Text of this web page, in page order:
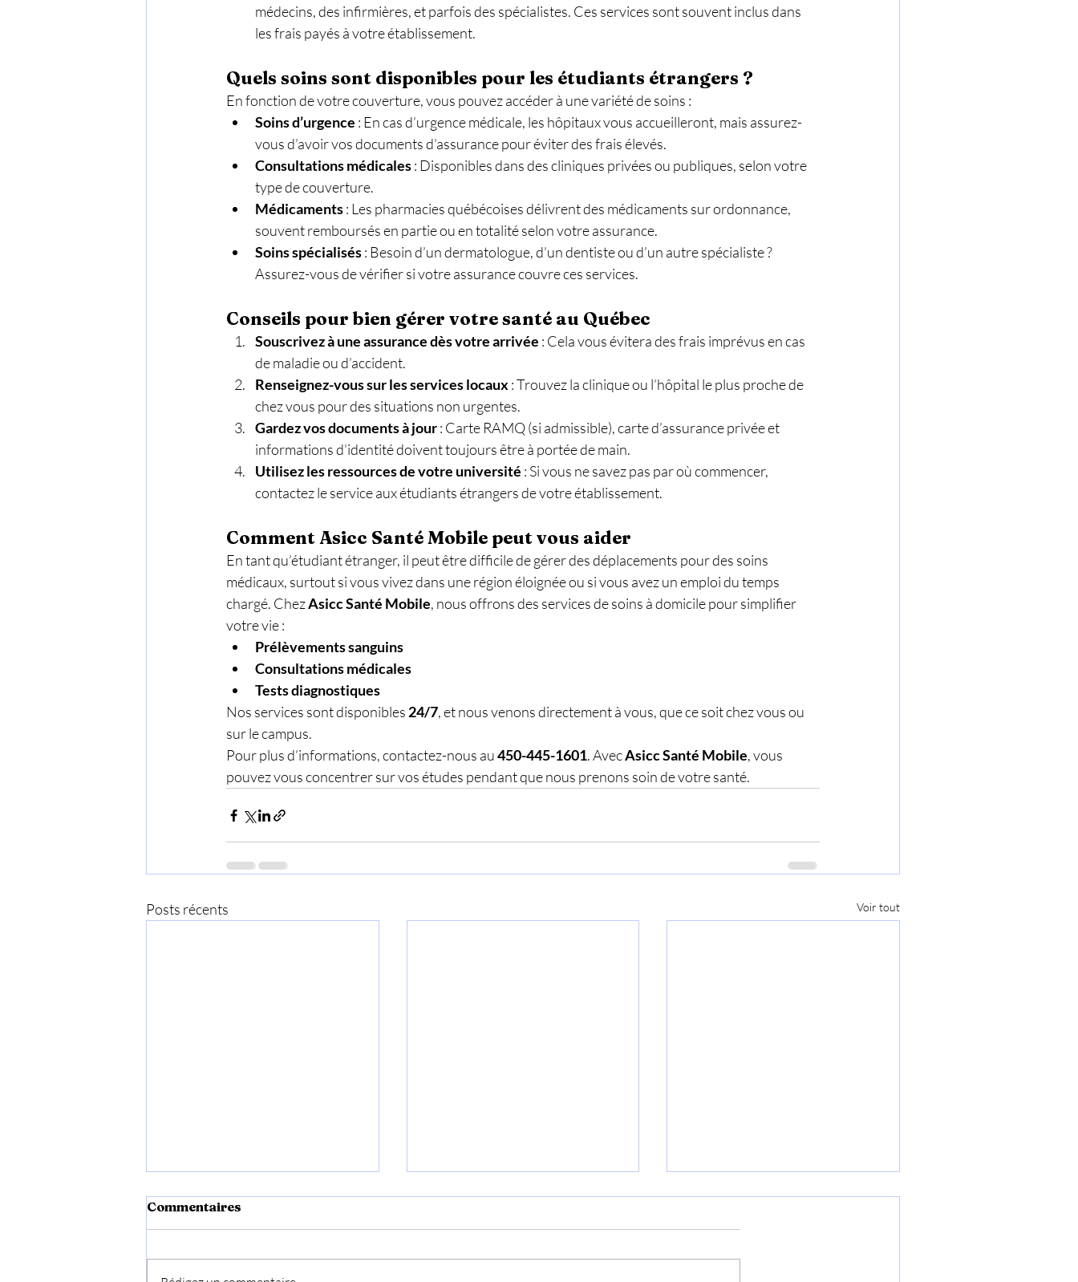
médecins, des infirmières, et parfois des spécialistes. Ces services sont souvent inclus dans
les frais payés à votre établissement.
Quels soins sont disponibles pour les étudiants étrangers ?
En fonction de votre couverture, vous pouvez accéder à une variété de soins :
Soins d’urgence : En cas d’urgence médicale, les hôpitaux vous accueilleront, mais assurez-
vous d’avoir vos documents d’assurance pour éviter des frais élevés.
Consultations médicales : Disponibles dans des cliniques privées ou publiques, selon votre
type de couverture.
Médicaments : Les pharmacies québécoises délivrent des médicaments sur ordonnance,
souvent remboursés en partie ou en totalité selon votre assurance.
Soins spécialisés : Besoin d’un dermatologue, d’un dentiste ou d’un autre spécialiste ?
Assurez-vous de vérifier si votre assurance couvre ces services.
Conseils pour bien gérer votre santé au Québec
Souscrivez à une assurance dès votre arrivée : Cela vous évitera des frais imprévus en cas
de maladie ou d’accident.
Renseignez-vous sur les services locaux : Trouvez la clinique ou l’hôpital le plus proche de
chez vous pour des situations non urgentes.
Gardez vos documents à jour : Carte RAMQ (si admissible), carte d’assurance privée et
informations d’identité doivent toujours être à portée de main.
Utilisez les ressources de votre université : Si vous ne savez pas par où commencer,
contactez le service aux étudiants étrangers de votre établissement.
Comment Asicc Santé Mobile peut vous aider
En tant qu’étudiant étranger, il peut être difficile de gérer des déplacements pour des soins
médicaux, surtout si vous vivez dans une région éloignée ou si vous avez un emploi du temps
chargé. Chez Asicc Santé Mobile, nous offrons des services de soins à domicile pour simplifier
votre vie :
Prélèvements sanguins
Consultations médicales
Tests diagnostiques
Nos services sont disponibles 24/7, et nous venons directement à vous, que ce soit chez vous ou
sur le campus.
Pour plus d’informations, contactez-nous au 450-445-1601. Avec Asicc Santé Mobile, vous
pouvez vous concentrer sur vos études pendant que nous prenons soin de votre santé.
Posts récents Voir tout
Commentaires